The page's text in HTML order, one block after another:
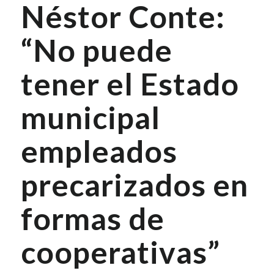
Néstor Conte:
“No puede
tener el Estado
municipal
empleados
precarizados en
formas de
cooperativas”